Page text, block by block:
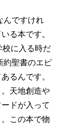
んですけれ
る本です。
校に入る時だ
約聖書のエピ
るんです。
天地創造や
ドが入って
この本で物